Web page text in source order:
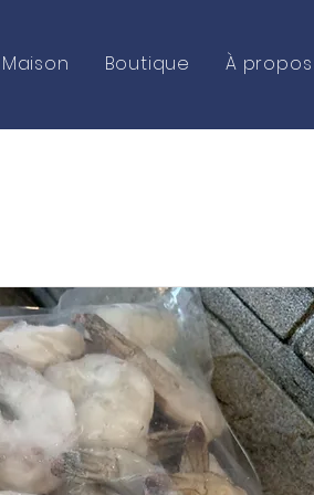
Maison Boutique À propos